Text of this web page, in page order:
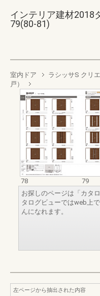
インテリア建材2018
79(80-81)
室内ドア ラシッサS クリエ
戸）
78
79
お探しのページは「カタ
タログビューではweb上
んになれます。
左ページから抽出された内容